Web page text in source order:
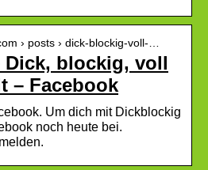
› posts › dick-blockig-voll-…
blockig, voll
– Facebook
Um dich mit Dickblockig
noch heute bei.